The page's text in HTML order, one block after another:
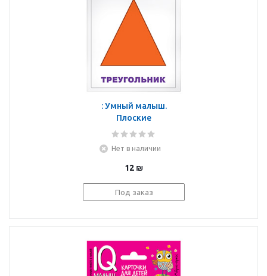
: Умный малыш.
Плоские
геометрические
для детей.
Нет в наличии
12 ₪
Под заказ